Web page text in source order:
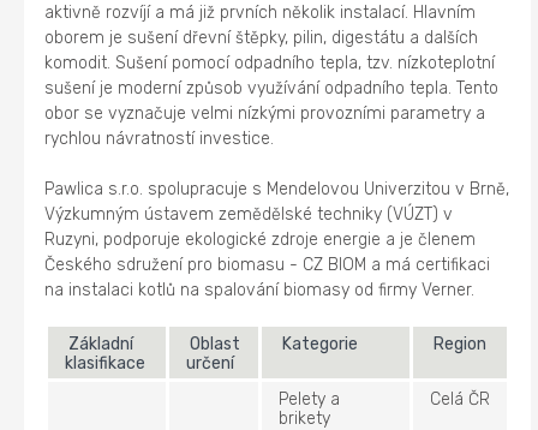
aktivně rozvíjí a má již prvních několik instalací. Hlavním
oborem je sušení dřevní štěpky, pilin, digestátu a dalších
komodit. Sušení pomocí odpadního tepla, tzv. nízkoteplotní
sušení je moderní způsob využívání odpadního tepla. Tento
obor se vyznačuje velmi nízkými provozními parametry a
rychlou návratností investice.
Pawlica s.r.o. spolupracuje s Mendelovou Univerzitou v Brně,
Výzkumným ústavem zemědělské techniky (VÚZT) v
Ruzyni, podporuje ekologické zdroje energie a je členem
Českého sdružení pro biomasu - CZ BIOM a má certifikaci
na instalaci kotlů na spalování biomasy od firmy Verner.
Základní
klasifikace
Oblast
určení
Kategorie Region
Pelety a
brikety
Celá ČR